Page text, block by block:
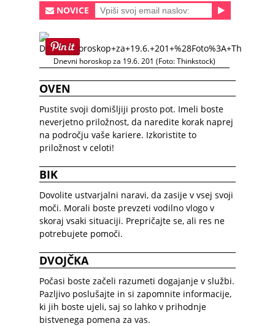
NOVICE
Dnevni horoskop za 19.6. 201 (Foto: Thinkstock)
OVEN
Pustite svoji domišljiji prosto pot. Imeli boste
neverjetno priložnost, da naredite korak naprej
na področju vaše kariere. Izkoristite to
priložnost v celoti!
BIK
Dovolite ustvarjalni naravi, da zasije v vsej svoji
moči. Morali boste prevzeti vodilno vlogo v
skoraj vsaki situaciji. Prepričajte se, ali res ne
potrebujete pomoči.
DVOJČKA
Počasi boste začeli razumeti dogajanje v službi.
Pazljivo poslušajte in si zapomnite informacije,
ki jih boste ujeli, saj so lahko v prihodnje
bistvenega pomena za vas.